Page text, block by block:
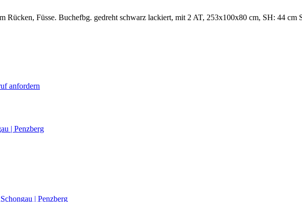
Füsse. Buchefbg. gedreht schwarz lackiert, mit 2 AT, 253x100x80 cm, SH: 44 cm
anfordern